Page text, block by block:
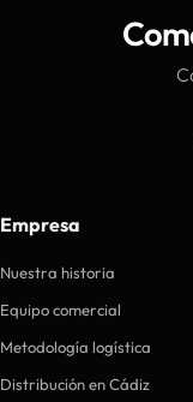
Empresa
Nuestra historia
Equipo comercial
Metodología logística
Distribución en Cádiz